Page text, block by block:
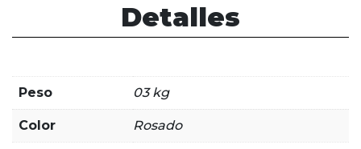
Detalles
Peso 03 kg
Color Rosado